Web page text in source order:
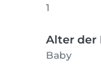
1
Alter der
Baby